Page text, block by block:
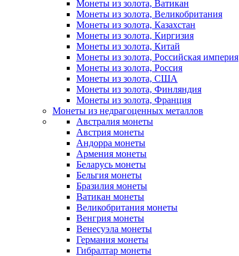
Монеты из золота, Ватикан
Монеты из золота, Великобритания
Монеты из золота, Казахстан
Монеты из золота, Киргизия
Монеты из золота, Китай
Монеты из золота, Российская империя
Монеты из золота, Россия
Монеты из золота, США
Монеты из золота, Финляндия
Монеты из золота, Франция
Монеты из недрагоценных металлов
Австралия монеты
Австрия монеты
Андорра монеты
Армения монеты
Беларусь монеты
Бельгия монеты
Бразилия монеты
Ватикан монеты
Великобритания монеты
Венгрия монеты
Венесуэла монеты
Германия монеты
Гибралтар монеты